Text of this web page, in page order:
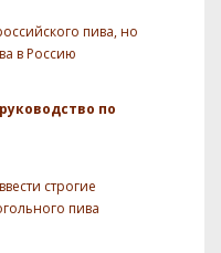
пива, но
в Россию
по
строгие
пива